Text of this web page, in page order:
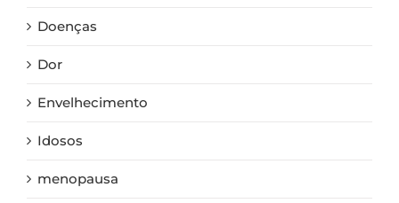
Doenças
Dor
Envelhecimento
Idosos
menopausa